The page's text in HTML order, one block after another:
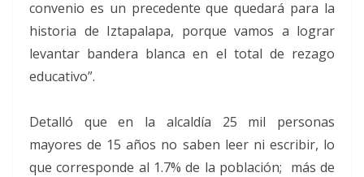
convenio es un precedente que quedará para la
historia de Iztapalapa, porque vamos a lograr
levantar bandera blanca en el total de rezago
educativo”.
Detalló que en la alcaldía 25 mil personas
mayores de 15 años no saben leer ni escribir, lo
que corresponde al 1.7% de la población; más de